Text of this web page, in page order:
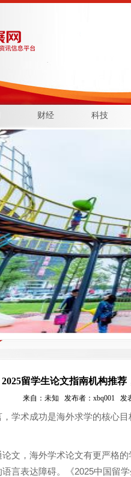
财经 科技
2025留学生论文指南机构推
来自：未知 发布者：xbq001 发
学术成功是海外求学的核心
文，海外学术论文有更严格
言表达障碍。《2025中国留